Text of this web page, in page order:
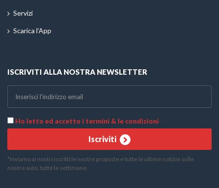
Servizi
Scarica l’App
ISCRIVITI ALLA NOSTRA NEWSLETTER
Ho letto ed accetto i termini & le condizioni
Iscriviti
*Inviamo ai nostri iscritti le nostre proposte e tutte le ultime notizie sulle
nostre auto, tutte le settimane.
Telefono